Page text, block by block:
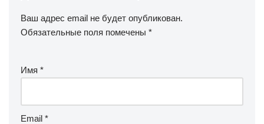
Ваш адрес email не будет опубликован.
Обязательные поля помечены *
Имя *
Email *